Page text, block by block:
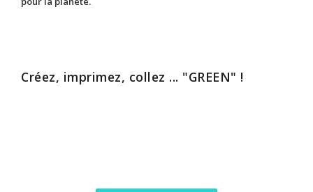
Créez, imprimez, collez ... "GREEN" !